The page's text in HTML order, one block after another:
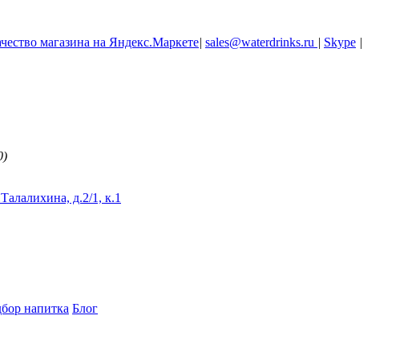
| sales@waterdrinks.ru | Skype |
д.2/1, к.1
напитка Блог